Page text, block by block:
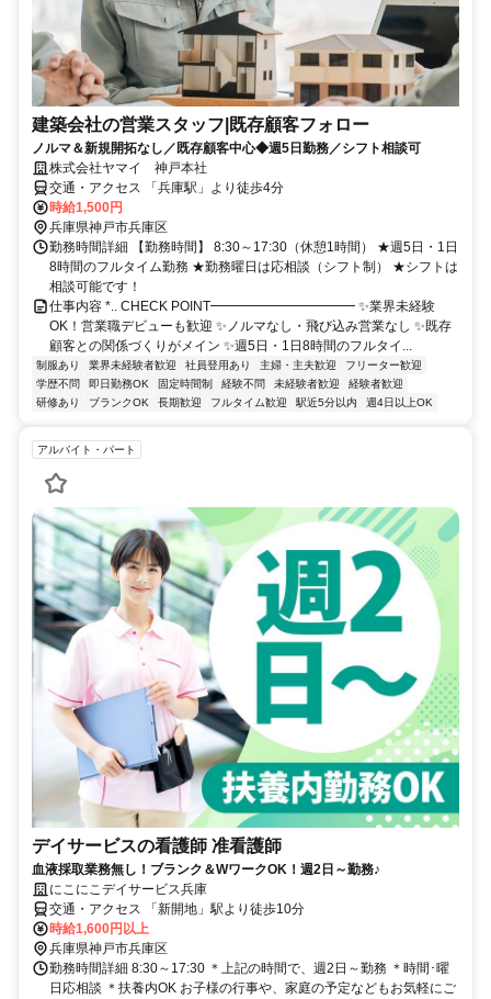
建築会社の営業スタッフ|既存顧客フォロー
ノルマ＆新規開拓なし／既存顧客中心◆週5日勤務／シフト相談可
株式会社ヤマイ 神戸本社
交通・アクセス 「兵庫駅」より徒歩4分
時給1,500円
兵庫県神戸市兵庫区
勤務時間詳細 【勤務時間】 8:30～17:30（休憩1時間） ★週5日・1日
8時間のフルタイム勤務 ★勤務曜日は応相談（シフト制） ★シフトは
相談可能です！
仕事内容 *.. CHECK POINT━━━━━━━━━━━ ✨業界未経験
OK！営業職デビューも歓迎 ✨ノルマなし・飛び込み営業なし ✨既存
顧客との関係づくりがメイン ✨週5日・1日8時間のフルタイ...
制服あり 業界未経験者歓迎 社員登用あり 主婦・主夫歓迎
フリーター歓迎
学歴不問
即日勤務OK 固定時間制 経験不問 未経験者歓迎
経験者歓迎
研修あり
ブランクOK 長期歓迎 フルタイム歓迎 駅近5分以内 週4日以上OK
アルバイト・パート
デイサービスの看護師 准看護師
血液採取業務無し！ブランク＆WワークOK！週2日～勤務♪
にこにこデイサービス兵庫
交通・アクセス 「新開地」駅より徒歩10分
時給1,600円以上
兵庫県神戸市兵庫区
勤務時間詳細 8:30～17:30 ＊上記の時間で、週2日～勤務 ＊時間･曜
日応相談 ＊扶養内OK お子様の行事や、家庭の予定などもお気軽にご